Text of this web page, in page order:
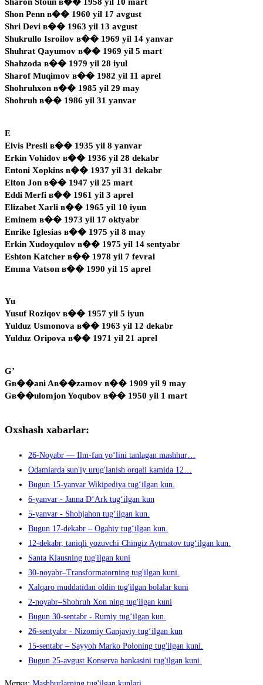
Shon Penn в�� 1960 yil 17 avgust
Shri Devi в�� 1963 yil 13 avgust
Shukrullo Isroilov в�� 1969 yil 14 yanvar
Shuhrat Qayumov в�� 1969 yil 5 mart
Shahzoda в�� 1979 yil 28 iyul
Sharof Muqimov в�� 1982 yil 11 aprel
Shohruhxon в�� 1985 yil 29 may
Shohruh в�� 1986 yil 31 yanvar
E
Elvis Presli в�� 1935 yil 8 yanvar
Erkin Vohidov в�� 1936 yil 28 dekabr
Entoni Xopkins в�� 1937 yil 31 dekabr
Elton Jon в�� 1947 yil 25 mart
Eddi Merfi в�� 1961 yil 3 aprel
Elizabet Xarli в�� 1965 yil 10 iyun
Eminem в�� 1973 yil 17 oktyabr
Enrike Iglesias в�� 1975 yil 8 may
Erkin Xudoyqulov в�� 1975 yil 14 sentyabr
Eshton Katcher в�� 1978 yil 7 fevral
Emma Vatson в�� 1990 yil 15 aprel
Yu
Yusuf Roziqov в�� 1957 yil 5 iyun
Yulduz Usmonova в�� 1963 yil 12 dekabr
Yulduz Oripova в�� 1971 yil 21 aprel
G’
Gв��ani Aв��zamov в�� 1909 yil 9 may
Gв��ulomjon Yoqubov в�� 1950 yil 1 mart
Oxshash xabarlar:
26-Noyabr — Ilm-fan yo‘lini tanlagan mashhur…
Odamlarda sun'iy urug'lanish orqali kamida 12…
Bugun 15-yanvar Wikipediya tug‘ilgan kun.
6-yanvar - Janna D‘Ark tug‘ilgan kun
5-yanvar - Shohjahon tug‘ilgan kun.
Bugun 17-dekabr – Ogahiy tug‘ilgan kun.
12-dekabr, taniqli yozuvchi Chingiz Aytmatov tug‘ilgan kun.
Santa Klausning tug'ilgan kuni
30-noyabr–Transformatorning tug'ilgan kuni.
Xalqaro muddatidan oldin tug'ilgan bolalar kuni
2-noyabr–Shohruh Xon ning tug'ilgan kuni
Bugun 30-sentabr - Rumiy tug‘ilgan kun.
26-sentyabr - Nizomiy Ganjaviy tug‘ilgan kun
15-sentabr – Sayyoh Marko Poloning tug'ilgan kuni.
Bugun 25-avgust Konserva bankasini tug'ilgan kuni.